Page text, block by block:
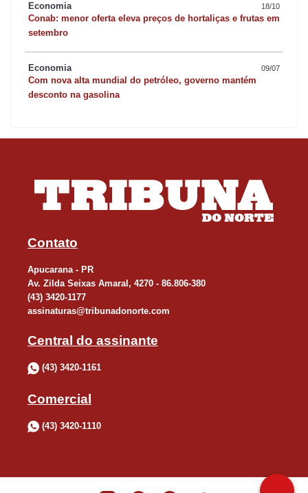
Economia 18/10
Conab: menor oferta eleva preços de hortaliças e frutas em
setembro
Economia 09/07
Com nova alta mundial do petróleo, governo mantém
desconto na gasolina
Contato
Apucarana - PR
Av. Zilda Seixas Amaral, 4270 - 86.806-380
(43) 3420-1177
assinaturas@tribunadonorte.com
Central do assinante
(43) 3420-1161
Comercial
(43) 3420-1110